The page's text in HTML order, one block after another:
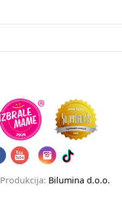
Produkcija: Bilumina d.o.o.